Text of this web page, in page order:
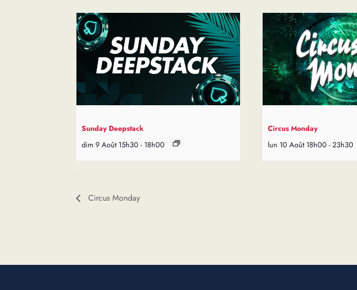
Sunday Deepstack
dim 9 Août 15h30 - 18h00
Circus Monday
lun 10 Août 18h00 - 23h30
Circus Monday